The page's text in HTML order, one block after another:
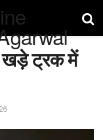
खड़े ट्रक में